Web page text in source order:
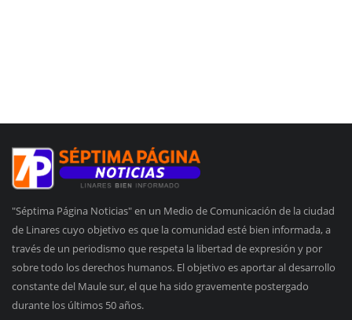
"Séptima Página Noticias" en un Medio de Comunicación de la ciudad
de Linares cuyo objetivo es que la comunidad esté bien informada, a
través de un periodismo que respeta la libertad de expresión y por
sobre todo los derechos humanos. El objetivo es aportar al desarrollo
constante del Maule sur, el que ha sido gravemente postergado
durante los últimos 50 años.